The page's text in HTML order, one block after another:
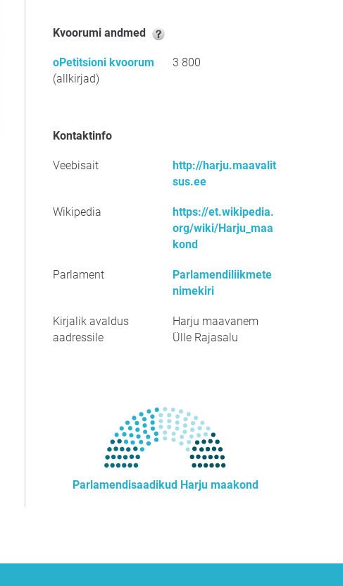
kvoorumi andmed
oPetitsioni kvoorum
(allkirjad)
3 800
kontaktinfo
Veebisait
http://harju.maavalit
sus.ee
Wikipedia
https://et.wikipedia.
org/wiki/Harju_maa
kond
Parlament
Parlamendiliikmete
nimekiri
Kirjalik avaldus
aadressile
Harju maavanem
Ülle Rajasalu
Parlamendisaadikud Harju maakond